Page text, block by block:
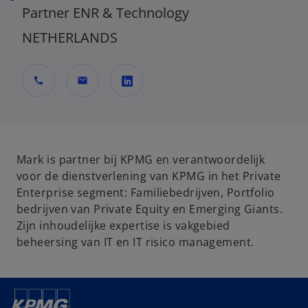
Partner ENR & Technology
NETHERLANDS
call mail
n
s
i
n
a
n
w
Mark is partner bij KPMG en verantwoordelijk
voor de dienstverlening van KPMG in het Private
Enterprise segment: Familiebedrijven, Portfolio
bedrijven van Private Equity en Emerging Giants.
Zijn inhoudelijke expertise is vakgebied
beheersing van IT en IT risico management.